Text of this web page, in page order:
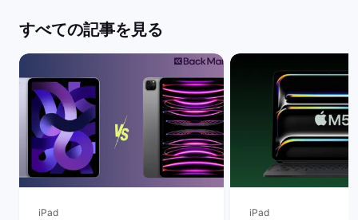
すべての記事を見る
iPad iPad